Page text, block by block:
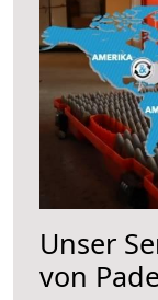
Unser
von